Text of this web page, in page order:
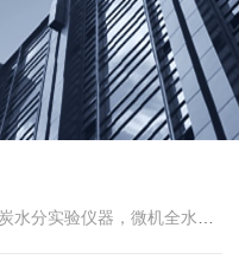
分实验仪器，微机全水分析仪